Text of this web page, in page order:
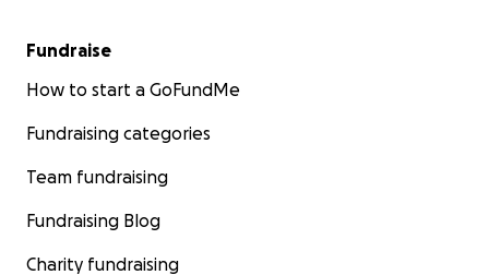
Fundraise
How to start a GoFundMe
Fundraising categories
Team fundraising
Fundraising Blog
Charity fundraising